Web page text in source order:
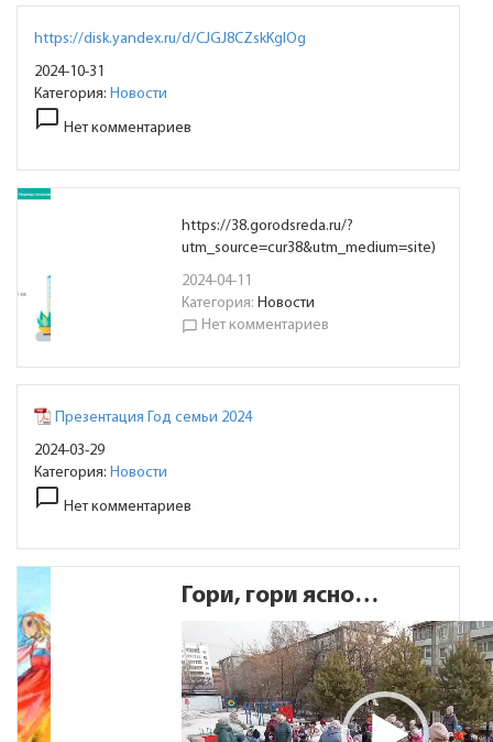
https://disk.yandex.ru/d/CJGJ8CZskKglOg
2024-10-31
Категория: Новости
chat_bubble_outline Нет комментариев
https://38.gorodsreda.ru/?
utm_source=cur38&utm_medium=site)
2024-04-11
Категория: Новости
chat_bubble_outline Нет комментариев
Презентация Год семьи 2024
2024-03-29
Категория: Новости
chat_bubble_outline Нет комментариев
Гори, гори ясно…